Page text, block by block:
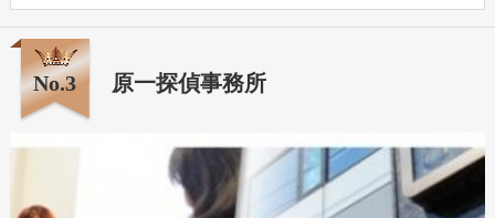
No.3 原一探偵事務所